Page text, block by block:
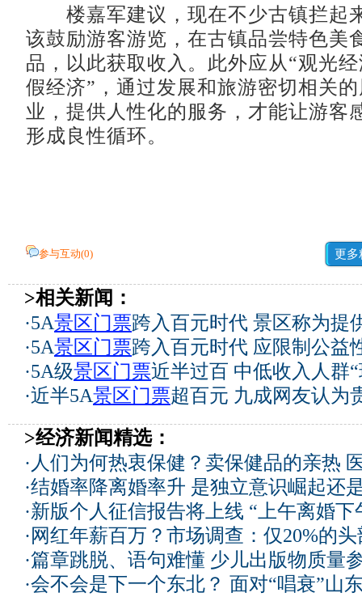
楼嘉军建议，现在不少古镇拦起
该鼓励游客游览，在古镇品尝特色美
品，以此获取收入。此外应从“观光
假经济”，通过发展和旅游密切相关
业，提供人性化的服务，才能让游客
形成良性循环。
参与互动(0) 更多
>相关新闻：
·5A景区门票跨入百元时代 景区称为提
·5A景区门票跨入百元时代 应限制公益
·5A级景区门票近半过百 中低收入人群
·近半5A景区门票超百元 九成网友认为
>经济新闻精选：
· 人们为何热衷保健？卖保健品的亲热
·结婚率降离婚率升 是独立意识崛起还
·新版个人征信报告将上线 “上午离婚下
· 网红年薪百万？市场调查：仅20%的
·篇章跳脱、语句难懂 少儿出版物质量
·会不会是下一个东北？ 面对“唱衰”山